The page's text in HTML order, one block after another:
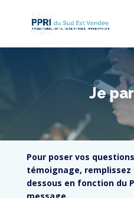
Je
Pour poser vos
témoignage,
dessous en fonction du